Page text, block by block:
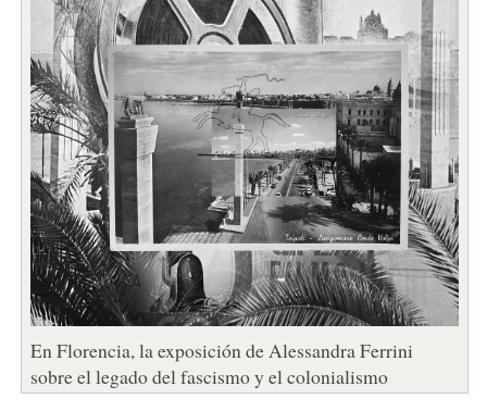
En Florencia, la exposición de Alessandra Ferrini
sobre el legado del fascismo y el colonialismo